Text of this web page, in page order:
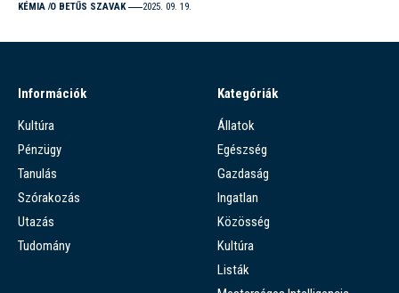
KÉMIA O BETŰS SZAVAK 2025. 09. 19.
Információk
Kultúra
Pénzügy
Tanulás
Szórakozás
Utazás
Tudomány
Kategóriák
Állatok
Egészség
Gazdaság
Ingatlan
Közösség
Kultúra
Listák